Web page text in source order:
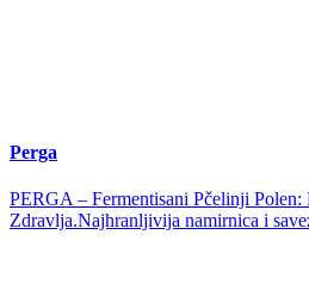
Perga
PERGA – Fermentisani Pčelinji
Zdravlja.Najhranljivija namirnica i